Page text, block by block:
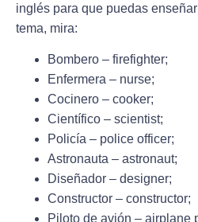
inglés para que puedas
tema, mira:
Bombero – firefighter;
Enfermera – nurse;
Cocinero – cooker;
Científico – scientist;
Policía – police officer;
Astronauta – astronaut;
Diseñador – designer;
Constructor – constructor;
Piloto de avión – airplane